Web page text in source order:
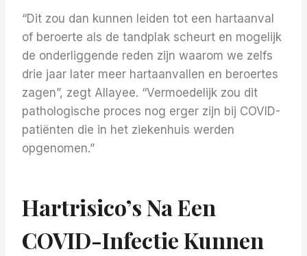
“Dit zou dan kunnen leiden tot een hartaanval
of beroerte als de tandplak scheurt en mogelijk
de onderliggende reden zijn waarom we zelfs
drie jaar later meer hartaanvallen en beroertes
zagen”, zegt Allayee. “Vermoedelijk zou dit
pathologische proces nog erger zijn bij COVID-
patiënten die in het ziekenhuis werden
opgenomen.”
Hartrisico’s Na Een
COVID-Infectie Kunnen